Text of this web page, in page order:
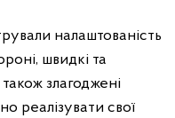
налаштованість
швидкі та
злагоджені
реалізувати свої